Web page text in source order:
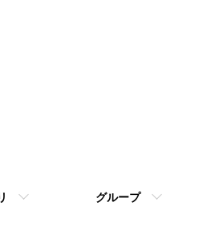
グループ